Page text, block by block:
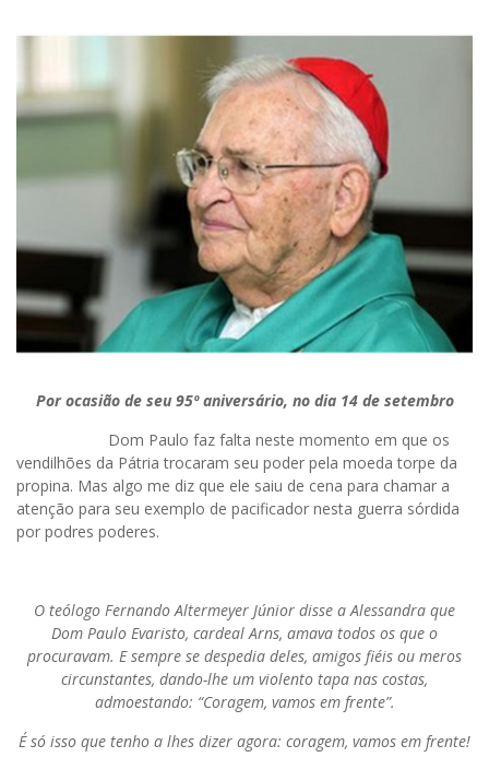
Por ocasião de seu 95º aniversário, no dia 14 de setembro
Dom Paulo faz falta neste momento em que os
vendilhões da Pátria trocaram seu poder pela moeda torpe da
propina. Mas algo me diz que ele saiu de cena para chamar a
atenção para seu exemplo de pacificador nesta guerra sórdida
por podres poderes.
O teólogo Fernando Altermeyer Júnior disse a Alessandra que
Dom Paulo Evaristo, cardeal Arns, amava todos os que o
procuravam. E sempre se despedia deles, amigos fiéis ou meros
circunstantes, dando-lhe um violento tapa nas costas,
admoestando: “Coragem, vamos em frente”.
É só isso que tenho a lhes dizer agora: coragem, vamos em frente!